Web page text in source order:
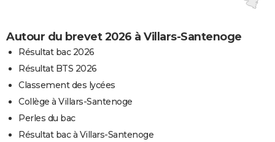
Autour du brevet 2026 à Villars-Santenoge
Résultat bac 2026
Résultat BTS 2026
Classement des lycées
Collège à Villars-Santenoge
Perles du bac
Résultat bac à Villars-Santenoge